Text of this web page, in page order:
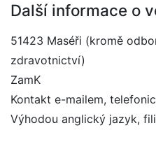
Další informace o
51423 Maséři (kromě
zdravotnictví)
ZamK
Kontakt e-mailem,
Výhodou anglický jazyk,